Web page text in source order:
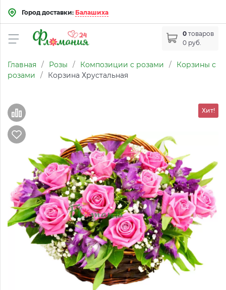
Город доставки: Балашиха
0 товаров
0 руб.
Главная / Розы / Композиции с розами /
Корзины с
розами
/ Корзина Хрустальная
Хит!